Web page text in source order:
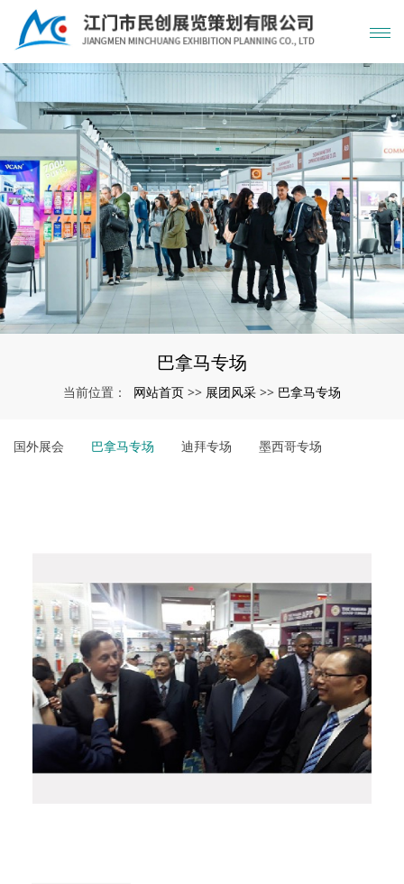
巴拿马专场
当前位置： 网站首页 >> 展团风采 >> 巴拿马专场
国外展会 巴拿马专场 迪拜专场 墨西哥专场